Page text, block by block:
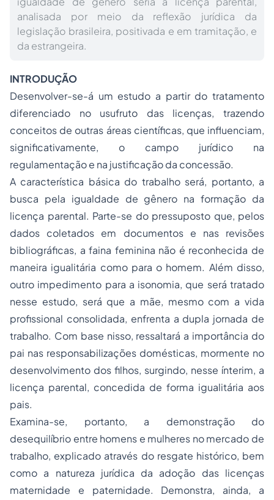
analisada por meio da reflexão jurídica da
legislação brasileira, positivada e em tramitação, e
da estrangeira.
INTRODUÇÃO
Desenvolver-se-á um estudo a partir do tratamento
diferenciado no usufruto das licenças, trazendo
conceitos de outras áreas científicas, que influenciam,
significativamente, o campo jurídico na
regulamentação e na justificação da concessão.
A característica básica do trabalho será, portanto, a
busca pela igualdade de gênero na formação da
licença parental. Parte-se do pressuposto que, pelos
dados coletados em documentos e nas revisões
bibliográficas, a faina feminina não é reconhecida de
maneira igualitária como para o homem. Além disso,
outro impedimento para a isonomia, que será tratado
nesse estudo, será que a mãe, mesmo com a vida
profissional consolidada, enfrenta a dupla jornada de
trabalho. Com base nisso, ressaltará a importância do
pai nas responsabilizações domésticas, mormente no
desenvolvimento dos filhos, surgindo, nesse ínterim, a
licença parental, concedida de forma igualitária aos
pais.
Examina-se, portanto, a demonstração do
desequilíbrio entre homens e mulheres no mercado de
trabalho, explicado através do resgate histórico, bem
como a natureza jurídica da adoção das licenças
maternidade e paternidade. Demonstra, ainda, a